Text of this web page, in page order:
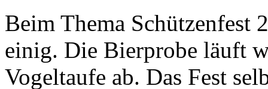
Beim Thema Schützenfest
einig. Die Bierprobe läuft
Vogeltaufe ab. Das Fest